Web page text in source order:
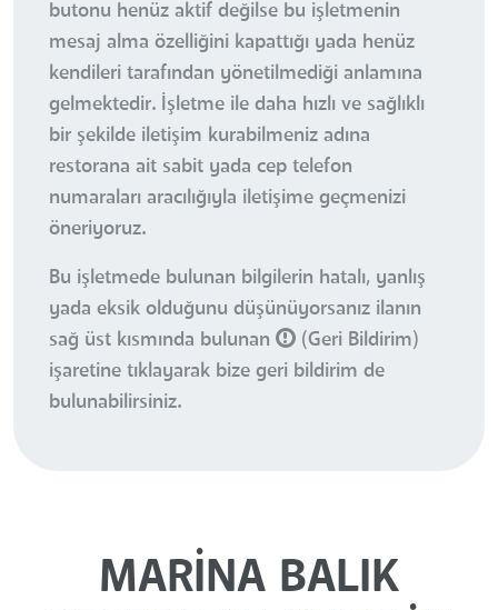
butonu henüz aktif değilse bu işletmenin
mesaj alma özelliğini kapattığı yada henüz
kendileri tarafından yönetilmediği anlamına
gelmektedir. İşletme ile daha hızlı ve sağlıklı
bir şekilde iletişim kurabilmeniz adına
restorana ait sabit yada cep telefon
numaraları aracılığıyla iletişime geçmenizi
öneriyoruz.
Bu işletmede bulunan bilgilerin hatalı, yanlış
yada eksik olduğunu düşünüyorsanız ilanın
sağ üst kısmında bulunan
(Geri Bildirim)
işaretine tıklayarak bize geri bildirim de
bulunabilirsiniz.
MARİNA BALIK